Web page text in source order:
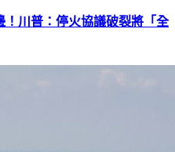
川普：停火協議破裂將「全